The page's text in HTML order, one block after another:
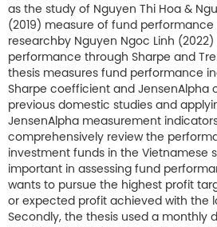
as the study of Nguyen Thi Hoa &
(2019) measure of fund performance
researchby Nguyen Ngoc Linh
performance through Sharpe and
thesis measures fund performance
Sharpe coefficient and JensenAlpha
previous domestic studies and
JensenAlpha measurement
comprehensively review the
investment funds in the Vietnamese
important in assessing fund
wants to pursue the highest profit
or expected profit achieved with the
Secondly, the thesis used a monthly